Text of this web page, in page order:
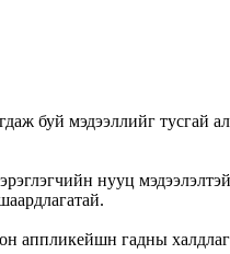
буй мэдээллийг
нууц
аппликейшн гадны